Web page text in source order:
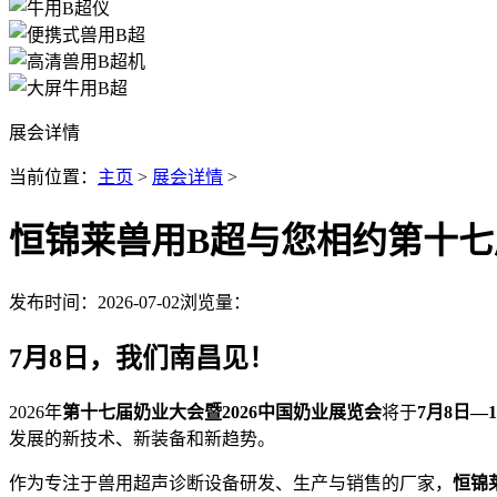
展会详情
当前位置： 主页 > 展会详情 >
恒锦莱兽用B超与您相约第十
发布时间：2026-07-02浏览量：
7月8日，我们南昌见！
2026年第十七届奶业大会暨2026中国奶业展览会将于7月8日
发展的新技术、新装备和新趋势。
作为专注于兽用超声诊断设备研发、生产与销售的厂家， 恒锦